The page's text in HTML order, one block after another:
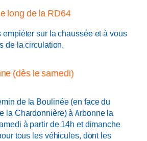
long de la RD64
empiéter sur la chaussée et à vous
de la circulation.
(dès le samedi)
de la Boulinée (en face du
la Chardonnière) à Arbonne la
à partir de 14h et dimanche
tous les véhicules, dont les